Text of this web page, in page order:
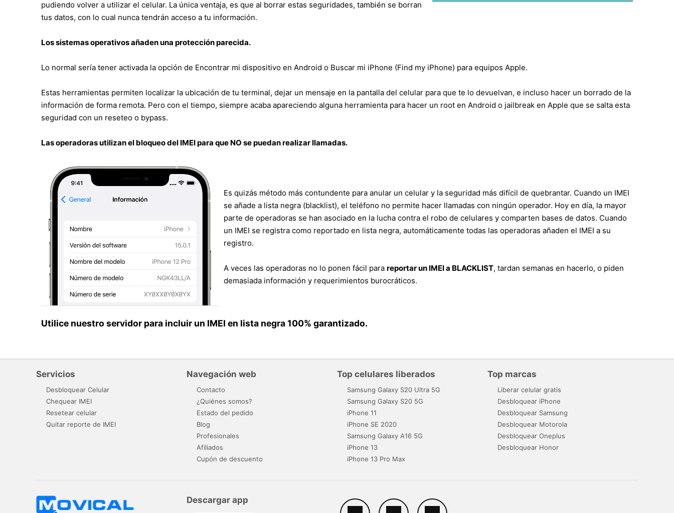
pudiendo volver a utilizar el celular. La única ventaja, es que al borrar estas seguridades, también se borran
tus datos, con lo cual nunca tendrán acceso a tu información.
Los sistemas operativos añaden una protección parecida.
Lo normal sería tener activada la opción de Encontrar mi dispositivo en Android o Buscar mi iPhone (Find my iPhone) para equipos Apple.
Estas herramientas permiten localizar la ubicación de tu terminal, dejar un mensaje en la pantalla del celular para que te lo devuelvan, e incluso hacer un borrado de la
información de forma remota. Pero con el tiempo, siempre acaba apareciendo alguna herramienta para hacer un root en Android o jailbreak en Apple que se salta esta
seguridad con un reseteo o bypass.
Las operadoras utilizan el bloqueo del IMEI para que NO se puedan realizar llamadas.
Es quizás método más contundente para anular un celular y la seguridad más difícil de quebrantar. Cuando un IMEI
se añade a lista negra (blacklist), el teléfono no permite hacer llamadas con ningún operador. Hoy en día, la mayor
parte de operadoras se han asociado en la lucha contra el robo de celulares y comparten bases de datos. Cuando
un IMEI se registra como reportado en lista negra, automáticamente todas las operadoras añaden el IMEI a su
registro.
A veces las operadoras no lo ponen fácil para reportar un IMEI a BLACKLIST, tardan semanas en hacerlo, o piden
demasiada información y requerimientos burocráticos.
Utilice nuestro servidor para incluir un IMEI en lista negra 100% garantizado.
Servicios
Desbloquear Celular
Chequear IMEI
Resetear celular
Quitar reporte de IMEI
Navegación web
Contacto
¿Quiénes somos?
Estado del pedido
Blog
Profesionales
Afiliados
Cupón de descuento
Top celulares liberados
Samsung Galaxy S20 Ultra 5G
Samsung Galaxy S20 5G
iPhone 11
iPhone SE 2020
Samsung Galaxy A16 5G
iPhone 13
iPhone 13 Pro Max
Top marcas
Liberar celular gratis
Desbloquear iPhone
Desbloquear Samsung
Desbloquear Motorola
Desbloquear Oneplus
Desbloquear Honor
Descargar app